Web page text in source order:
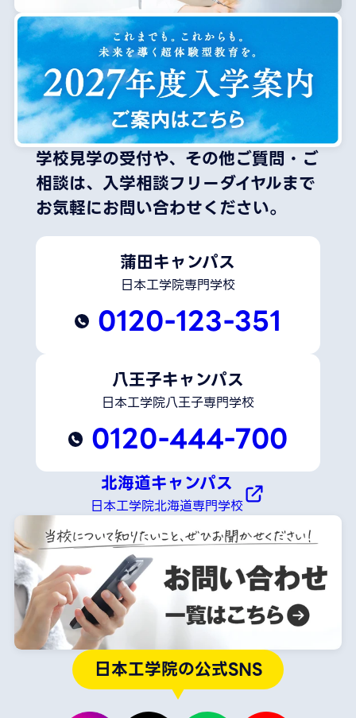
学校見学の受付や、その他ご質問・ご
相談は、 入学相談フリーダイヤルまで
お気軽にお問い合わせください。
蒲田キャンパス
日本工学院専門学校
0120-123-351
八王子キャンパス
日本工学院八王子専門学校
0120-444-700
北海道キャンパス
日本工学院北海道専門学校
日本工学院の公式SNS